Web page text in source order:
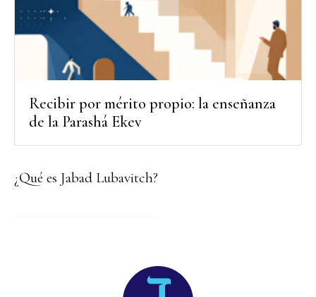
Recibir por mérito propio: la enseñanza
de la Parashá Ekev
¿Qué es Jabad Lubavitch?